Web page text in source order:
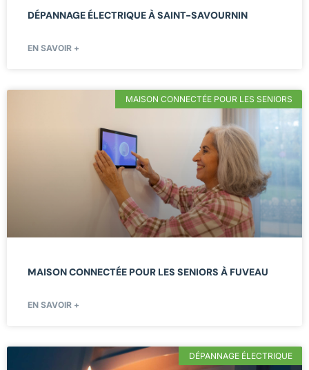
DÉPANNAGE ÉLECTRIQUE À SAINT-SAVOURNIN
EN SAVOIR +
MAISON CONNECTÉE POUR LES SENIORS
MAISON CONNECTÉE POUR LES SENIORS À FUVEAU
EN SAVOIR +
DÉPANNAGE ÉLECTRIQUE